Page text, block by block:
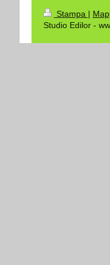
Stampa |
Studio Edilor -